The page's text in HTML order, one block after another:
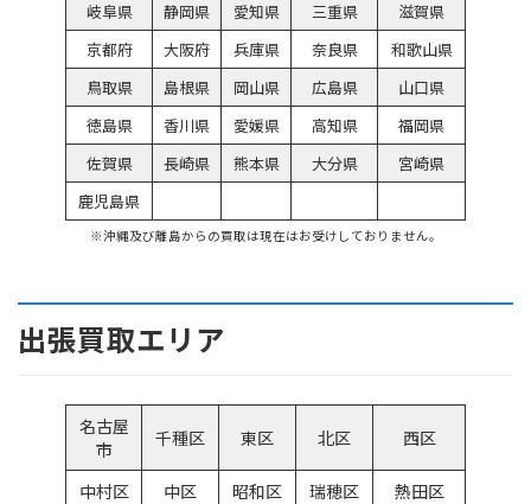
岐阜県
静岡県 愛知県 三重県
滋賀県
京都府
大阪府 兵庫県 奈良県
和歌山県
鳥取県
島根県 岡山県 広島県
山口県
徳島県
香川県 愛媛県 高知県
福岡県
佐賀県
長崎県 熊本県 大分県
宮崎県
鹿児島県
※沖縄及び離島からの買取は現在はお受けしておりません。
出張買取エリア
名古屋
市
千種区 東区 北区 西区
中村区 中区 昭和区 瑞穂区 熱田区